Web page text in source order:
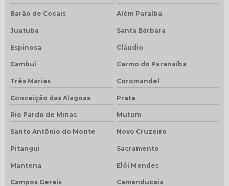
Barão de Cocais Além Paraíba
Juatuba Santa Bárbara
Espinosa Cláudio
Cambuí Carmo do Paranaíba
Três Marias Coromandel
Conceição das Alagoas Prata
Rio Pardo de Minas Mutum
Santo Antônio do Monte Novo Cruzeiro
Pitangui Sacramento
Mantena Elói Mendes
Campos Gerais Camanducaia